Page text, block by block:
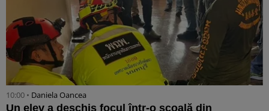
10:00 • Daniela Oancea
Un elev a deschis focul într-o școală din